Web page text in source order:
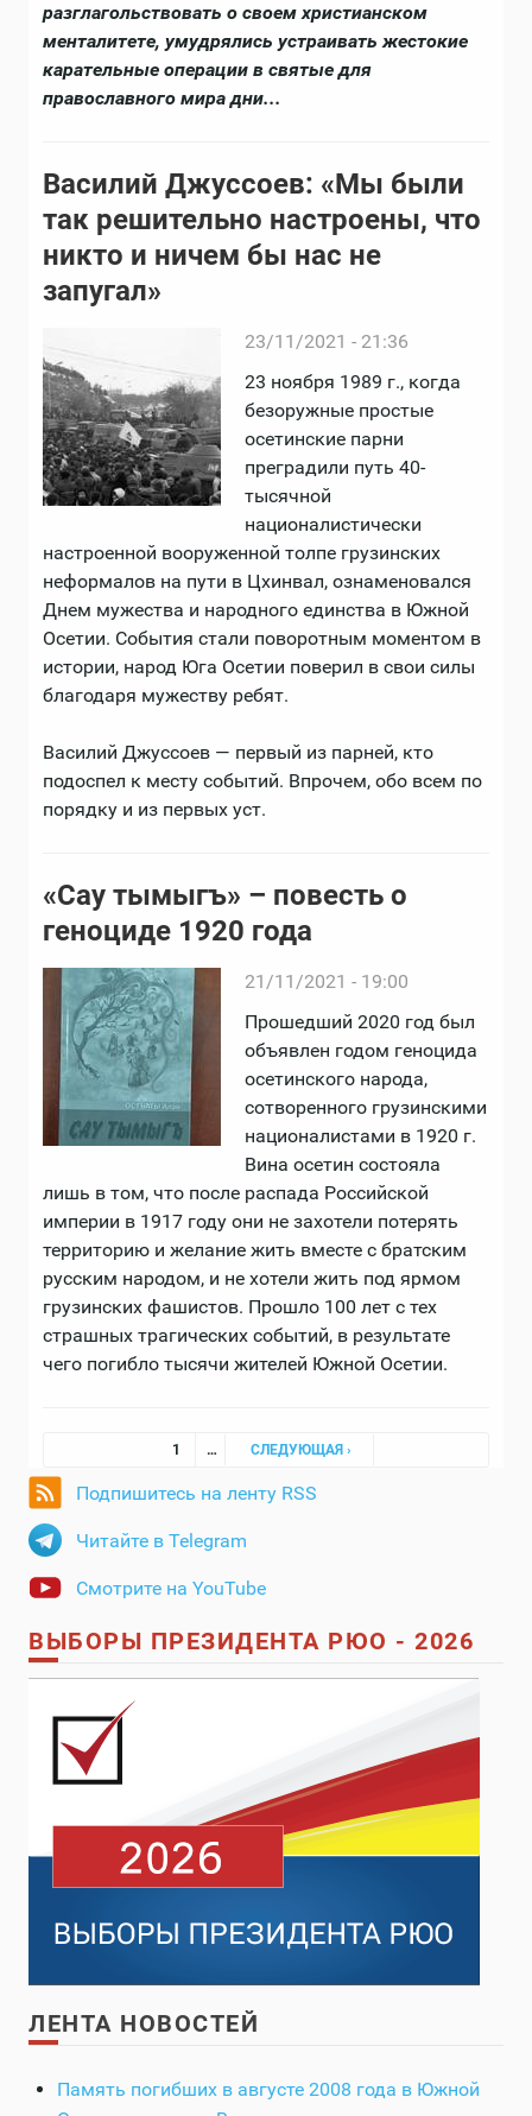
разглагольствовать о своем христианском
менталитете, умудрялись устраивать жестокие
карательные операции в святые для
православного мира дни...
Василий Джуссоев: «Мы были
так решительно настроены, что
никто и ничем бы нас не
запугал»
23/11/2021 - 21:36
23 ноября 1989 г., когда
безоружные простые
осетинские парни
преградили путь 40-
тысячной
националистически
настроенной вооруженной толпе грузинских
неформалов на пути в Цхинвал, ознаменовался
Днем мужества и народного единства в Южной
Осетии. События стали поворотным моментом в
истории, народ Юга Осетии поверил в свои силы
благодаря мужеству ребят.
Василий Джуссоев — первый из парней, кто
подоспел к месту событий. Впрочем, обо всем по
порядку и из первых уст.
«Сау тымыгъ» – повесть о
геноциде 1920 года
21/11/2021 - 19:00
Прошедший 2020 год был
объявлен годом геноцида
осетинского народа,
сотворенного грузинскими
националистами в 1920 г.
Вина осетин состояла
лишь в том, что после распада Российской
империи в 1917 году они не захотели потерять
территорию и желание жить вместе с братским
русским народом, и не хотели жить под ярмом
грузинских фашистов. Прошло 100 лет с тех
страшных трагических событий, в результате
чего погибло тысячи жителей Южной Осетии.
Страницы
1 … СЛЕДУЮЩАЯ ›
Подпишитесь на ленту RSS
Читайте в Telegram
Смотрите на YouTube
ВЫБОРЫ ПРЕЗИДЕНТА РЮО - 2026
ЛЕНТА НОВОСТЕЙ
Память погибших в августе 2008 года в Южной